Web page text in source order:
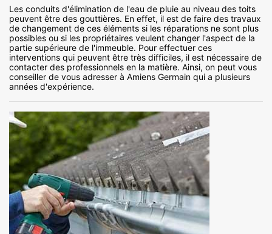
Les conduits d'élimination de l'eau de pluie au niveau des toits
peuvent être des gouttières. En effet, il est de faire des travaux
de changement de ces éléments si les réparations ne sont plus
possibles ou si les propriétaires veulent changer l'aspect de la
partie supérieure de l'immeuble. Pour effectuer ces
interventions qui peuvent être très difficiles, il est nécessaire de
contacter des professionnels en la matière. Ainsi, on peut vous
conseiller de vous adresser à Amiens Germain qui a plusieurs
années d'expérience.